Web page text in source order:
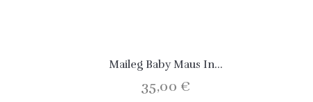
Maileg Baby Maus In...
35,00 €